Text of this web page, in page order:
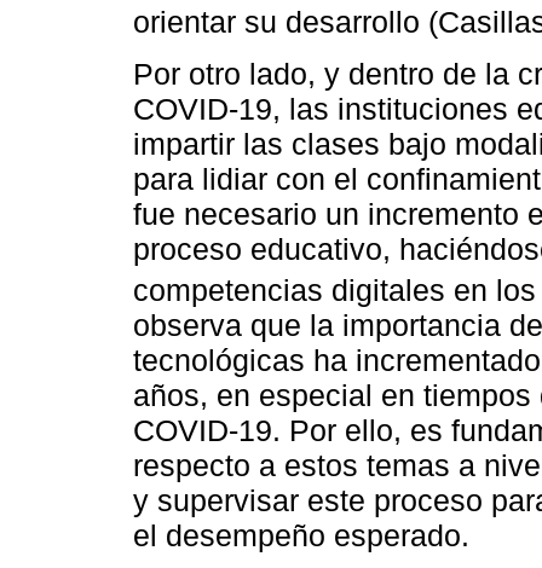
orientar su desarrollo
Por otro lado, y dentro de la
COVID-19, las instituciones
impartir las clases bajo
para lidiar con el
fue necesario un incremento
proceso educativo,
competencias digitales en
observa que la importancia
tecnológicas ha
años, en especial en
COVID-19. Por ello, es
respecto a estos temas a
y supervisar este proceso
el desempeño esperado.